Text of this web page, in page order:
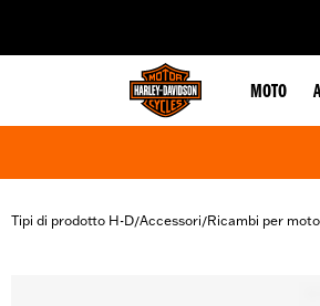
MOTO
Tipi di prodotto H-D/Accessori/Ricambi per